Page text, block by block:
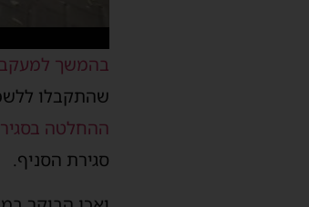
בהמשך למעקב
שהתקבלו
ההחלטה
סגירת הסניף.